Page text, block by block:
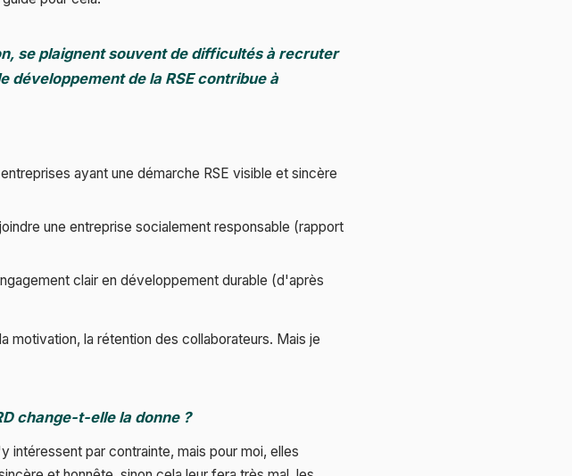
se plaignent souvent de difficultés à recruter
de la RSE contribue à
ayant une démarche RSE visible et sincère
une entreprise socialement responsable (rapport
clair en développement durable (d'après
motivation, la rétention des collaborateurs. Mais je
change-t-elle la donne ?
intéressent par contrainte, mais pour moi, elles